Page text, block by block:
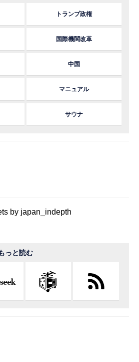
トランプ政権
国際機関改革
中国
マニュアル
サウナ
by japan_indepth
っと読む